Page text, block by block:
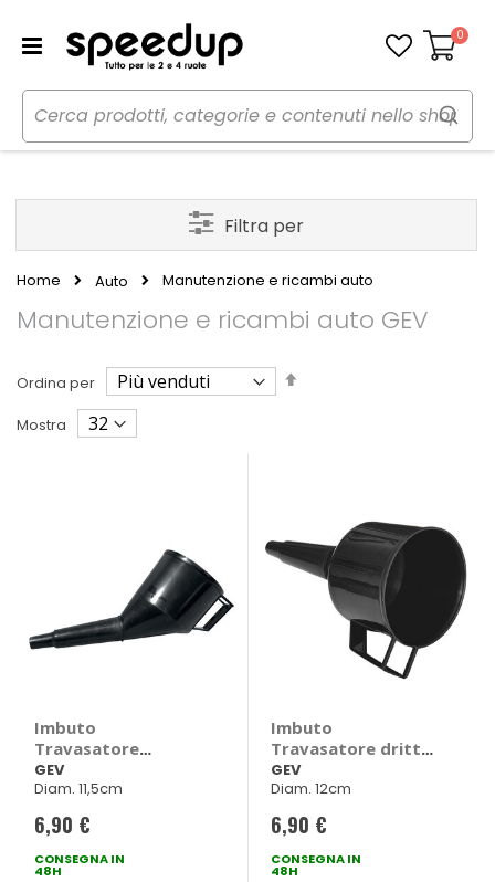
Carrello
0
Home Auto Manutenzione e ricambi auto
Manutenzione e ricambi auto GEV
Ordina per
Imposta
Mostra
Imbuto
Travasatore
inclinato - GEV
GEV
Diam. 11,5cm
6,90 €
CONSEGNA IN
48H
Imbuto
Travasatore dritto
- GEV
GEV
Diam. 12cm
6,90 €
CONSEGNA IN
48H
Filtra per